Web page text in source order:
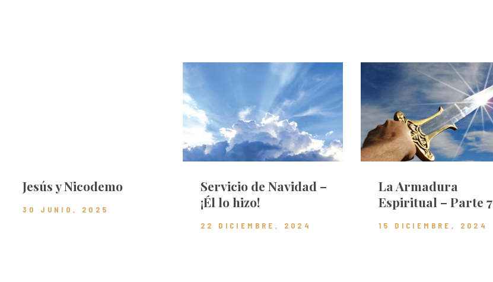
Jesús y Nicodemo
30 JUNIO, 2025
Servicio de Navidad –
¡Él lo hizo!
22 DICIEMBRE, 2024
La Armadura
Espiritual – Parte 7
15 DICIEMBRE, 2024